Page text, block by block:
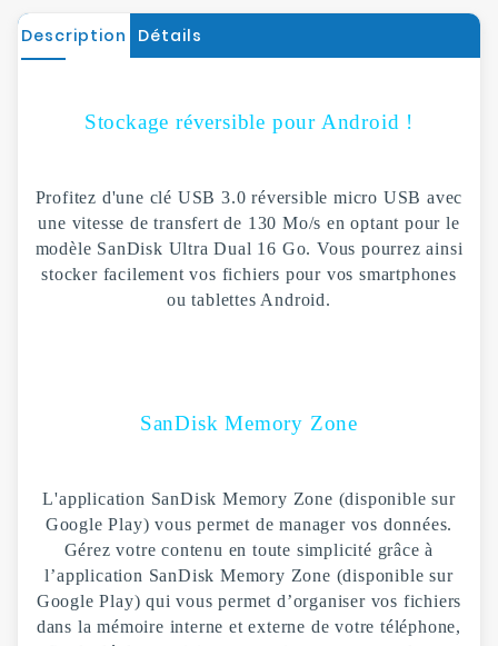
Description Détails
Stockage réversible pour Android !
Profitez d'une clé USB 3.0 réversible micro USB avec
une vitesse de transfert de 130 Mo/s en optant pour le
modèle SanDisk Ultra Dual 16 Go. Vous pourrez ainsi
stocker facilement vos fichiers pour vos smartphones
ou tablettes Android.
SanDisk Memory Zone
L'application SanDisk Memory Zone (disponible sur
Google Play) vous permet de manager vos données.
Gérez votre contenu en toute simplicité grâce à
l’application SanDisk Memory Zone (disponible sur
Google Play) qui vous permet d’organiser vos fichiers
dans la mémoire interne et externe de votre téléphone,